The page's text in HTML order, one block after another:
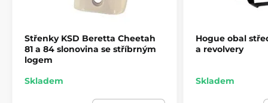
Příslušenství Pažby, pažbičky a střenky
Střenky KSD Beretta Cheetah
81 a 84 slonovina se stříbrným
logem
Skladem
Hogue obal
a revolvery
Skladem